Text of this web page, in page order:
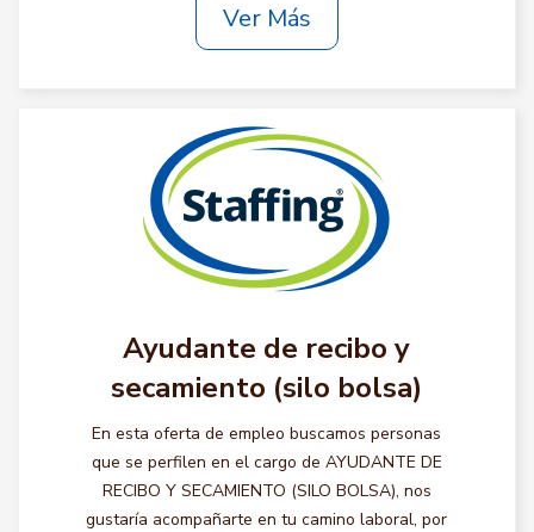
Ver Más
Ayudante de recibo y
secamiento (silo bolsa)
En esta oferta de empleo buscamos personas
que se perfilen en el cargo de AYUDANTE DE
RECIBO Y SECAMIENTO (SILO BOLSA), nos
gustaría acompañarte en tu camino laboral, por